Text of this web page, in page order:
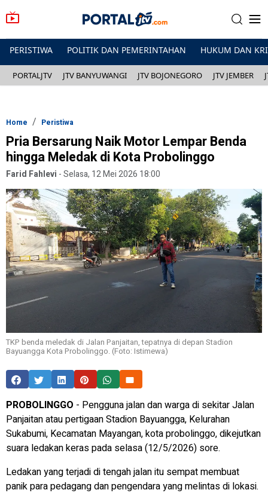
PERISTIWA POLITIK DAN PEMERINTAHAN HUKUM DAN
PORTALJTV JTV BANYUWANGI JTV BOJONEGORO JTV JEMBER
Home Peristiwa
Pria Bersarung Naik Motor Lempar Benda
hingga Meledak di Kota Probolinggo
Farid Fahlevi -Selasa, 12 Mei 2026 18:00
TKP benda meledak di Jalan Panjaitan, tepatnya di depan Stadion
Bayuangga Kota Probolinggo. (Foto: Istimewa)
PROBOLINGGO - Pengguna jalan dan warga di sekitar Jalan
Panjaitan atau pertigaan Stadion Bayuangga, Kelurahan
Sukabumi, Kecamatan Mayangan, kota probolinggo, dikejutkan
suara ledakan keras pada selasa (12/5/2026) sore.
Ledakan yang terjadi di tengah jalan itu sempat membuat
panik para pedagang dan pengendara yang melintas di lokasi.